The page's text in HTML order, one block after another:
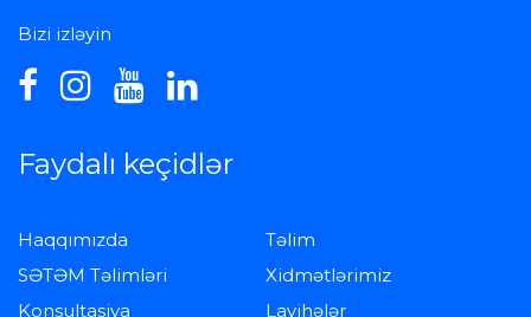
Bizi izləyin
Faydalı keçidlər
Haqqımızda
Təlim
SƏTƏM Təlimləri
Xidmətlərimiz
Konsultasiya
Layihələr